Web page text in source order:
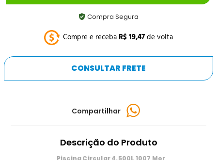
Compra Segura
Compre e receba R$19,47de volta
CONSULTAR FRETE
Compartilhar
Descrição do Produto
Piscina Circular 4.500L 1007 Mor